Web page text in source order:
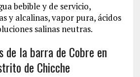
bebible y de servicio,
y alcalinas, vapor pura, ácidos
salinas neutras.
de la barra de Cobre en
de Chicche